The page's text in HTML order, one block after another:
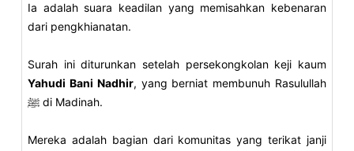
Ia adalah suara keadilan yang memisahkan kebenaran
dari pengkhianatan.
Surah ini diturunkan setelah persekongkolan keji kaum
Yahudi Bani Nadhir, yang berniat membunuh Rasulullah
ﷺ di Madinah.
Mereka adalah bagian dari komunitas yang terikat janji